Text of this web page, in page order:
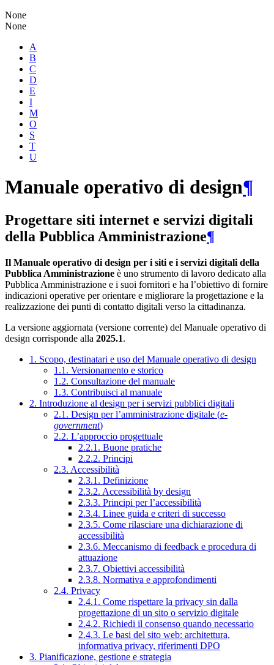
None
None
A
B
C
D
E
I
M
O
S
T
U
Manuale operativo di design¶
Progettare siti internet e servizi digitali
della Pubblica Amministrazione¶
Il Manuale operativo di design per i siti e i servizi digitali della
Pubblica Amministrazione è uno strumento di lavoro dedicato alla
Pubblica Amministrazione e i suoi fornitori e ha l’obiettivo di fornire
indicazioni operative per orientare e migliorare la progettazione e la
realizzazione dei punti di contatto digitali verso la cittadinanza.
La versione aggiornata (versione corrente) del Manuale operativo di
design corrisponde alla 2025.1.
1. Scopo, destinatari e uso del Manuale operativo di design
1.1. Versionamento e storico
1.2. Consultazione del manuale
1.3. Contribuisci al manuale
2. Introduzione al design per i servizi pubblici digitali
2.1. Design per l’amministrazione digitale (e-
government)
2.2. L’approccio progettuale
2.2.1. Buone pratiche
2.2.2. Principi
2.3. Accessibilità
2.3.1. Definizione
2.3.2. Accessibilità by design
2.3.3. Principi per l’accessibilità
2.3.4. Linee guida e criteri di successo
2.3.5. Come rilasciare una dichiarazione di
accessibilità
2.3.6. Meccanismo di feedback e procedura di
attuazione
2.3.7. Obiettivi accessibilità
2.3.8. Normativa e approfondimenti
2.4. Privacy
2.4.1. Come rispettare la privacy sin dalla
progettazione di un sito o servizio digitale
2.4.2. Richiedi il consenso quando necessario
2.4.3. Le basi del sito web: architettura,
informativa privacy, riferimenti DPO
3. Pianificazione, gestione e strategia